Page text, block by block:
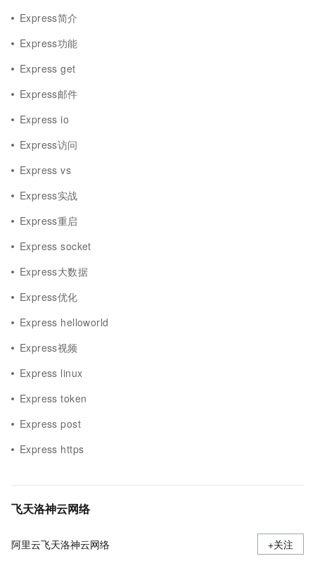
Express简介
Express功能
Express get
Express邮件
Express io
Express访问
Express vs
Express实战
Express重启
Express socket
Express大数据
Express优化
Express helloworld
Express视频
Express linux
Express token
Express post
Express https
飞天洛神云网络
阿里云飞天洛神云网络 +关注